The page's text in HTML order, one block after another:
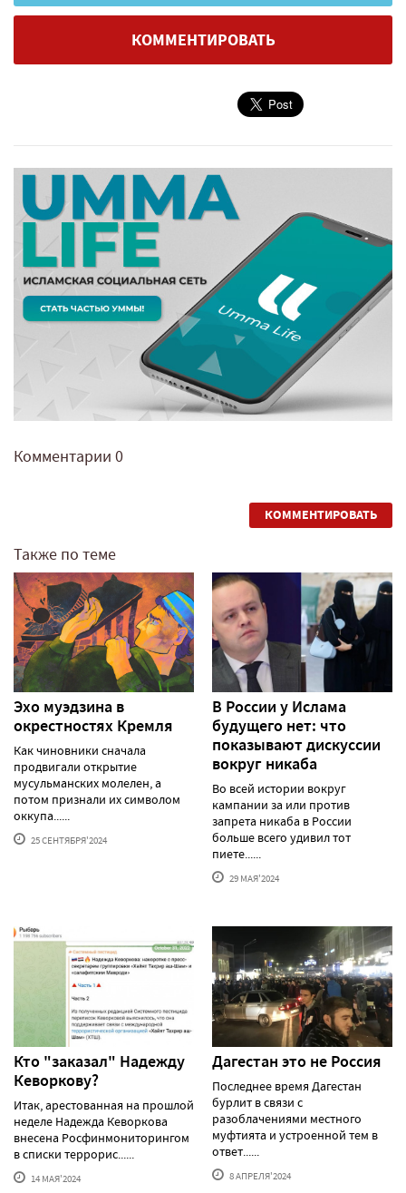
КОММЕНТИРОВАТЬ
Комментарии 0
КОММЕНТИРОВАТЬ
Также по теме
Эхо муэдзина в
окрестностях Кремля
Как чиновники сначала
продвигали открытие
мусульманских молелен, а
потом признали их символом
оккупа......
25 СЕНТЯБРЯ'2024
В России у Ислама
будущего нет: что
показывают дискуссии
вокруг никаба
Во всей истории вокруг
кампании за или против
запрета никаба в России
больше всего удивил тот
пиете......
29 МАЯ'2024
Кто "заказал" Надежду
Кеворкову?
Итак, арестованная на прошлой
неделе Надежда Кеворкова
внесена Росфинмониторингом
в списки террорис......
14 МАЯ'2024
Дагестан это не Россия
Последнее время Дагестан
бурлит в связи с
разоблачениями местного
муфтията и устроенной тем в
ответ......
8 АПРЕЛЯ'2024